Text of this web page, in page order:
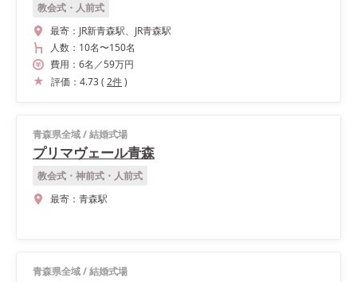
教会式・人前式
最寄： JR新青森駅、JR青森駅
人数： 10名〜150名
費用： 6名 ／59万円
評価： 4.73( 2件)
青森県全域/結婚式場
プリマヴェール青森
教会式・神前式・人前式
最寄： 青森駅
青森県全域/結婚式場